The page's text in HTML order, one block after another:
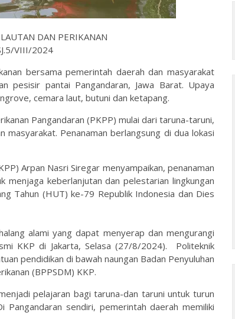
DAN PERIKANAN
VIII/2024
bersama pemerintah daerah dan masyarakat
pesisir pantai Pangandaran, Jawa Barat. Upaya
cemara laut, butuni dan ketapang.
Pangandaran (PKPP) mulai dari taruna-taruni,
Penanaman berlangsung di dua lokasi
Arpan Nasri Siregar menyampaikan, penanaman
keberlanjutan dan pelestarian lingkungan
Tahun (HUT) ke-79 Republik Indonesia dan Dies
alami yang dapat menyerap dan mengurangi
KKP di Jakarta, Selasa (27/8/2024). Politeknik
pendidikan di bawah naungan Badan Penyuluhan
(BPPSDM) KKP.
pelajaran bagi taruna-dan taruni untuk turun
sendiri, pemerintah daerah memiliki